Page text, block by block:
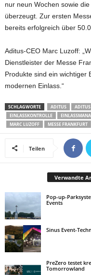
nur neun Wochen sowie
überzeugt. Zur ersten
bereits erfolgreich über
Aditus-CEO Marc Luzoff:
Dienstleister der Messe
Produkte sind ein wichtiger
modernen Einlass.“
SCHLAGWORTE ADITUS
EINLASSKONTROLLE
MARC LUZOFF
MESSE FRANKFURT
Teilen
Verwandte
Pop-up-
Events
Sinus Event-
PreZero testet
Tomorrowland